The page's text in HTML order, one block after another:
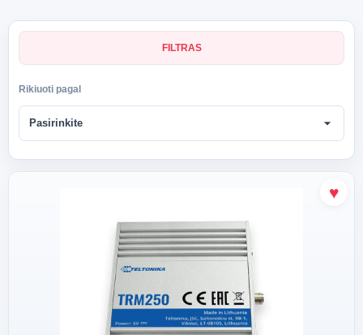
FILTRAS
Rikiuoti pagal
Pasirinkite arrow_drop_down